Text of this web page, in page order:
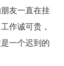
友一直在挂
作诚可贵，
一个迟到的